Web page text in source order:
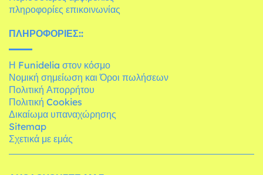
πληροφορίες επικοινωνίας
ΠΛΗΡΟΦΟΡΊΕΣ::
Η Funidelia στον κόσμο
Νομική σημείωση και Όροι πωλήσεων
Πολιτική Απορρήτου
Πολιτική Cookies
Δικαίωμα υπαναχώρησης
Sitemap
Σχετικά με εμάς